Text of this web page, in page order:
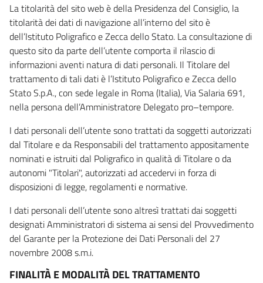
La titolarità del sito web è della Presidenza del Consiglio, la
titolarità dei dati di navigazione all’interno del sito è
dell’Istituto Poligrafico e Zecca dello Stato. La consultazione di
questo sito da parte dell’utente comporta il rilascio di
informazioni aventi natura di dati personali. Il Titolare del
trattamento di tali dati è l’Istituto Poligrafico e Zecca dello
Stato S.p.A., con sede legale in Roma (Italia), Via Salaria 691,
nella persona dell’Amministratore Delegato pro–tempore.
I dati personali dell’utente sono trattati da soggetti autorizzati
dal Titolare e da Responsabili del trattamento appositamente
nominati e istruiti dal Poligrafico in qualità di Titolare o da
autonomi "Titolari", autorizzati ad accedervi in forza di
disposizioni di legge, regolamenti e normative.
I dati personali dell’utente sono altresì trattati dai soggetti
designati Amministratori di sistema ai sensi del Provvedimento
del Garante per la Protezione dei Dati Personali del 27
novembre 2008 s.m.i.
FINALITÀ E MODALITÀ DEL TRATTAMENTO